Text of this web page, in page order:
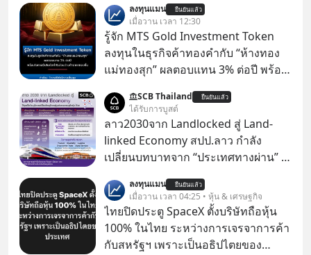
ลงทุนแมน ยืนยันแล้ว
เมื่อวาน เวลา 12:30
รู้จัก MTS Gold Investment Token
ลงทุนในธุรกิจค้าทองคำกับ “ห้างทอง
แม่ทองสุก” ผลตอบแทน 3% ต่อปี พร้อม
ทองขึ้น / ลงทุนแมนจะเล่าให้ฟัง x MTS
Gold Group กลุ่ม MTS Gold หรือห้าง
ทองแม่ทองสุก อยู่ในธุรกิจทองคำมา
นานกว่า 74 ปี ปัจจุบันนับเป็นกลุ่มธุรกิจ
รายได้รวม 3.5 ล้านล้านบาทในปี 2568
SCB Thailand ยืนยันแล้ว
ได้รับการบูสต์
ลาว2030จาก Landlocked สู่ Land-
linked Economy สปป.ลาว กำลัง
เปลี่ยนบทบาทจาก “ประเทศทางผ่าน” สู่
ของอนุภูมิภาคลุ่มแม่น้ำโขง
ลงทุนแมน ยืนยันแล้ว
เมื่อวาน เวลา 04:25 • หุ้น & เศรษฐกิจ
ไทยปิดประตู SpaceX ตั้งบริษัทถือหุ้น
100% ในไทย ระหว่างการเจรจาการค้า
กับสหรัฐฯ เพราะเป็นอธิปไตยของ